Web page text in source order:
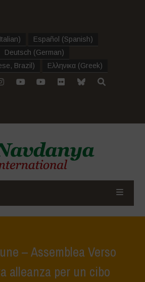
Italian) Español (Spanish)
Deutsch (German)
Brazil ) Ελληνικα (Greek)
– Assemblea Verso
alleanza per un cibo